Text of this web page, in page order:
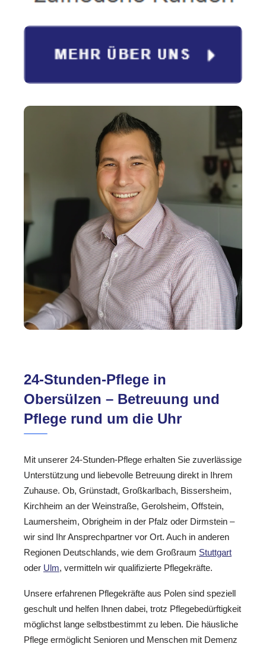
24-Stunden-Pflege in
Obersülzen – Betreuung und
Pflege rund um die Uhr
Mit unserer 24-Stunden-Pflege erhalten Sie zuverlässige
Unterstützung und liebevolle Betreuung direkt in Ihrem
Zuhause. Ob, Grünstadt, Großkarlbach, Bissersheim,
Kirchheim an der Weinstraße, Gerolsheim, Offstein,
Laumersheim, Obrigheim in der Pfalz oder Dirmstein –
wir sind Ihr Ansprechpartner vor Ort. Auch in anderen
Regionen Deutschlands, wie dem Großraum Stuttgart
oder Ulm, vermitteln wir qualifizierte Pflegekräfte.
Unsere erfahrenen Pflegekräfte aus Polen sind speziell
geschult und helfen Ihnen dabei, trotz Pflegebedürftigkeit
möglichst lange selbstbestimmt zu leben. Die häusliche
Pflege ermöglicht Senioren und Menschen mit Demenz